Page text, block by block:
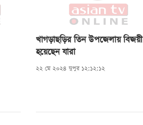
খাগড়াছড়ির তিন উপজেলায় বিজয়ী
হয়েছেন যারা
২২ মে ২০২৪ দুপুর ১২:১২:১২